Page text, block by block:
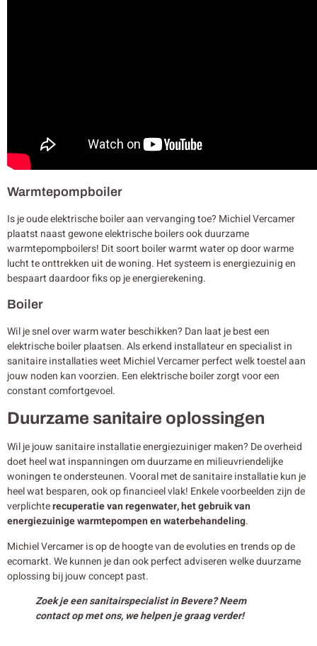
Warmtepompboiler
Is je oude elektrische boiler aan vervanging toe? Michiel Vercamer
plaatst naast gewone elektrische boilers ook duurzame
warmtepompboilers! Dit soort boiler warmt water op door warme
lucht te onttrekken uit de woning. Het systeem is energiezuinig en
bespaart daardoor fiks op je energierekening.
Boiler
Wil je snel over warm water beschikken? Dan laat je best een
elektrische boiler plaatsen. Als erkend installateur en specialist in
sanitaire installaties weet Michiel Vercamer perfect welk toestel aan
jouw noden kan voorzien. Een elektrische boiler zorgt voor een
constant comfortgevoel.
Duurzame sanitaire oplossingen
Wil je jouw sanitaire installatie energiezuiniger maken? De overheid
doet heel wat inspanningen om duurzame en milieuvriendelijke
woningen te ondersteunen. Vooral met de sanitaire installatie kun je
heel wat besparen, ook op financieel vlak! Enkele voorbeelden zijn de
verplichterecuperatie van regenwater, het gebruik van
energiezuinige warmtepompen en waterbehandeling.
Michiel Vercamer is op de hoogte van de evoluties en trends op de
ecomarkt. We kunnen je dan ook perfect adviseren welke duurzame
oplossing bij jouw concept past.
Zoek je een sanitairspecialist in Bevere? Neem
contact op met ons, we helpen je graag verder!